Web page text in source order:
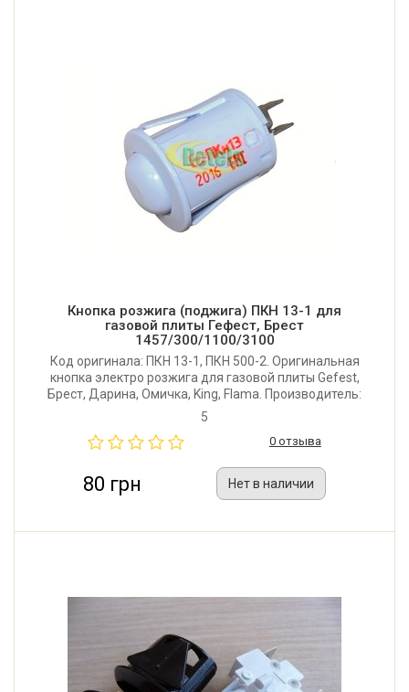
Кнопка розжига (поджига) ПКН 13-1 для
газовой плиты Гефест, Брест
1457/300/1100/3100
Код оригинала: ПКН 13-1, ПКН 500-2. Оригинальная
кнопка электро розжига для газовой плиты Gefest,
Брест, Дарина, Омичка, King, Flama. Производитель:
Gefest (Республика Беларусь).
5
0 отзыва
80 грн Нет в наличии